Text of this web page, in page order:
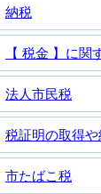
納税
【 税金 】に関
法人市民税
税証明の取得
市たばこ税